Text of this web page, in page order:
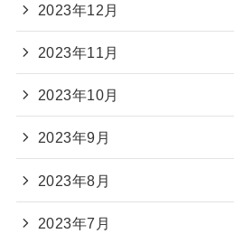
2023年12月
2023年11月
2023年10月
2023年9月
2023年8月
2023年7月